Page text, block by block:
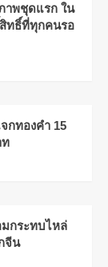
าพชุดแรก ใน
ทธิ์ที่ทุกคนรอ
กทองคำ 15
ท
กระทบไหล่
จีน